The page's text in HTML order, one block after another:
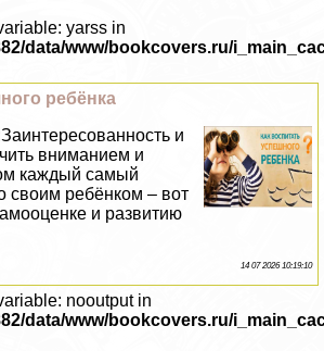
yarss in
data/www/bookcovers.ru/
ребёнка
и
вниманием и
каждый самый
своим ребёнком – вот
и развитию
14 07 2026 10:19:10
nooutput in
data/www/bookcovers.ru/